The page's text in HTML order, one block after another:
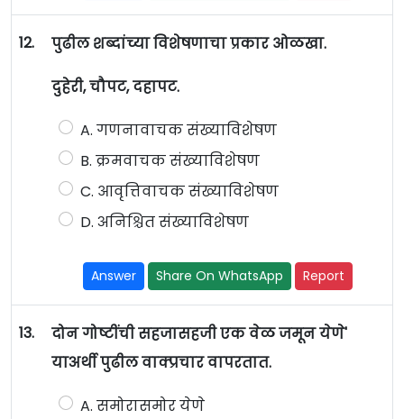
12. पुढील शब्दांच्या विशेषणाचा प्रकार ओळखा.
दुहेरी, चौपट, दहापट.
A. गणनावाचक संख्याविशेषण
B. क्रमवाचक संख्याविशेषण
C. आवृत्तिवाचक संख्याविशेषण
D. अनिश्चित संख्याविशेषण
Answer Share On WhatsApp Report
13.
दोन गोष्टींची सहजासहजी एक वेळ जमून येणे'
याअर्थी पुढील वाक्प्रचार वापरतात.
A. समोरासमोर येणे